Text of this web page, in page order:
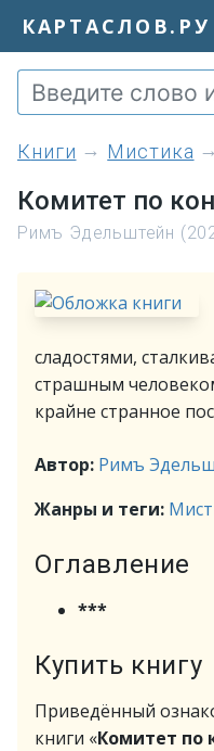
КАРТАСЛОВ.РУ
книги Мистика
Комитет по
Римъ Эдельштейн
сладостями,
страшным
крайне странное
Автор: Римъ
Жанры и теги:
Оглавление
***
Купить книгу
Приведённый
книги «Комитет по